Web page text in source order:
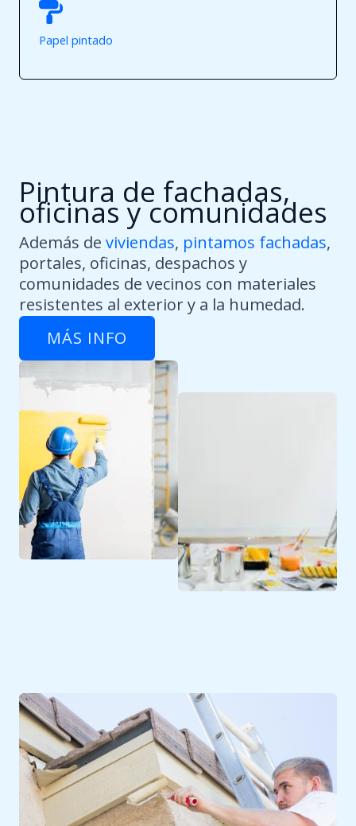
Papel pintado
Pintura de fachadas,
oficinas y comunidades
Además de viviendas, pintamos fachadas,
portales, oficinas, despachos y
comunidades de vecinos con materiales
resistentes al exterior y a la humedad.
MÁS INFO